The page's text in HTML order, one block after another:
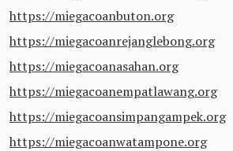
https://miegacoanbuton.org
https://miegacoanrejanglebong.org
https://miegacoanasahan.org
https://miegacoanempatlawang.org
https://miegacoansimpangampek.org
https://miegacoanwatampone.org